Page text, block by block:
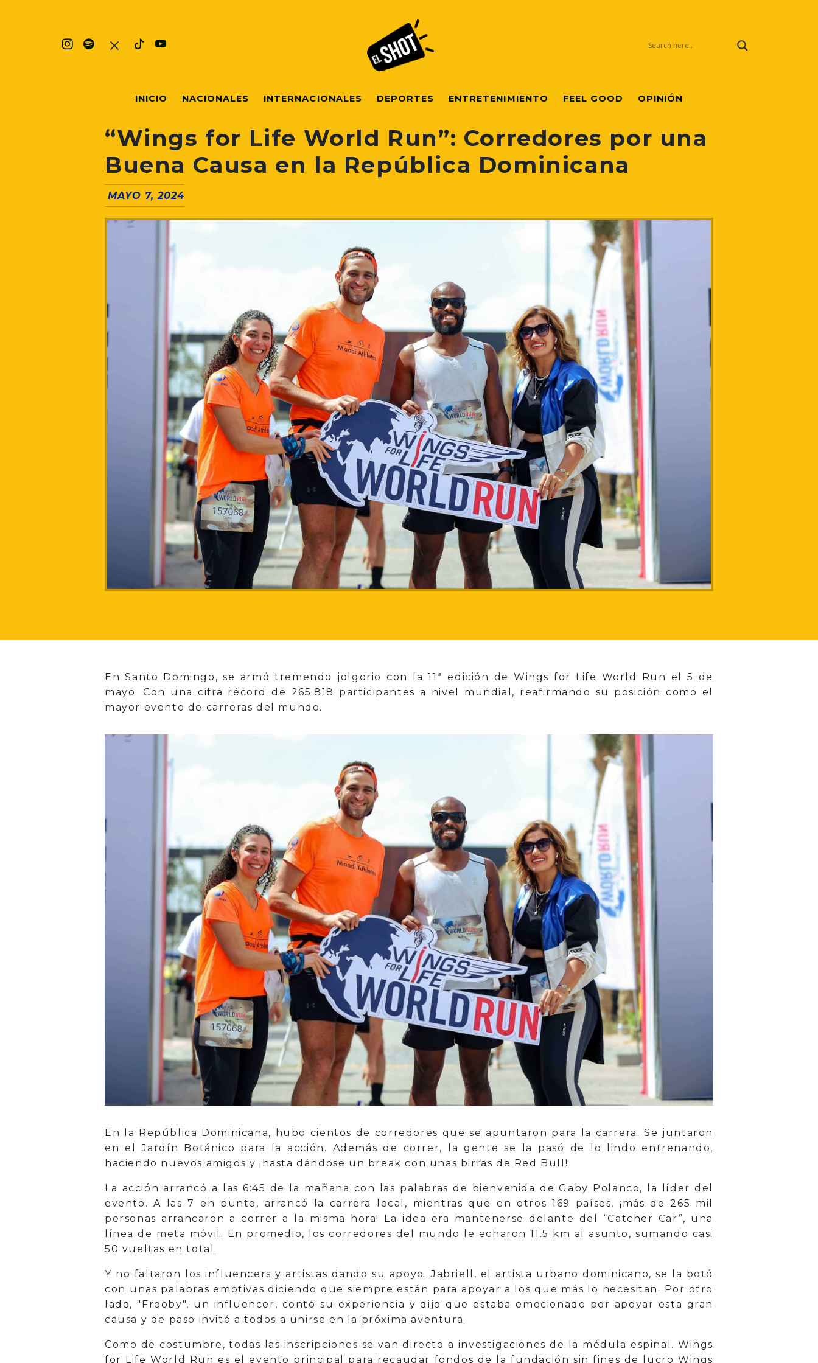
INICIO NACIONALES INTERNACIONALES DEPORTES ENTRETENIMIENTO FEEL GOOD OPINIÓN
“Wings for Life World Run”: Corredores por una
Buena Causa en la República Dominicana
MAYO 7, 2024
En Santo Domingo, se armó tremendo jolgorio con la 11ª edición de Wings for Life World Run el 5 de
mayo. Con una cifra récord de 265.818 participantes a nivel mundial, reafirmando su posición como el
mayor evento de carreras del mundo.
En la República Dominicana, hubo cientos de corredores que se apuntaron para la carrera. Se juntaron
en el Jardín Botánico para la acción. Además de correr, la gente se la pasó de lo lindo entrenando,
haciendo nuevos amigos y ¡hasta dándose un break con unas birras de Red Bull!
La acción arrancó a las 6:45 de la mañana con las palabras de bienvenida de Gaby Polanco, la líder del
evento. A las 7 en punto, arrancó la carrera local, mientras que en otros 169 países, ¡más de 265 mil
personas arrancaron a correr a la misma hora! La idea era mantenerse delante del “Catcher Car”, una
línea de meta móvil. En promedio, los corredores del mundo le echaron 11.5 km al asunto, sumando casi
50 vueltas en total.
Y no faltaron los influencers y artistas dando su apoyo. Jabriell, el artista urbano dominicano, se la botó
con unas palabras emotivas diciendo que siempre están para apoyar a los que más lo necesitan. Por otro
lado, "Frooby", un influencer, contó su experiencia y dijo que estaba emocionado por apoyar esta gran
causa y de paso invitó a todos a unirse en la próxima aventura.
Como de costumbre, todas las inscripciones se van directo a investigaciones de la médula espinal. Wings
for Life World Run es el evento principal para recaudar fondos de la fundación sin fines de lucro Wings